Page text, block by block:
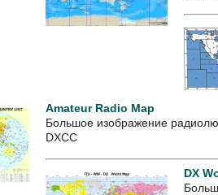
Amateur Radio Map
Большое изображение
DXCC
DX